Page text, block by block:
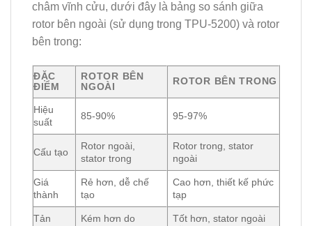
châm vĩnh cửu, dưới đây là bảng so sánh giữa
rotor bên ngoài (sử dụng trong TPU-5200) và rotor
bên trong:
ĐẶC
ĐIỂM
ROTOR BÊN
NGOÀI
ROTOR BÊN TRONG
Hiệu
suất
85-90% 95-97%
Cấu tạo
Rotor ngoài,
stator trong
Rotor trong, stator
ngoài
Giá
thành
Rẻ hơn, dễ chế
tạo
Cao hơn, thiết kế phức
tạp
Tản
Kém hơn do
Tốt hơn, stator ngoài